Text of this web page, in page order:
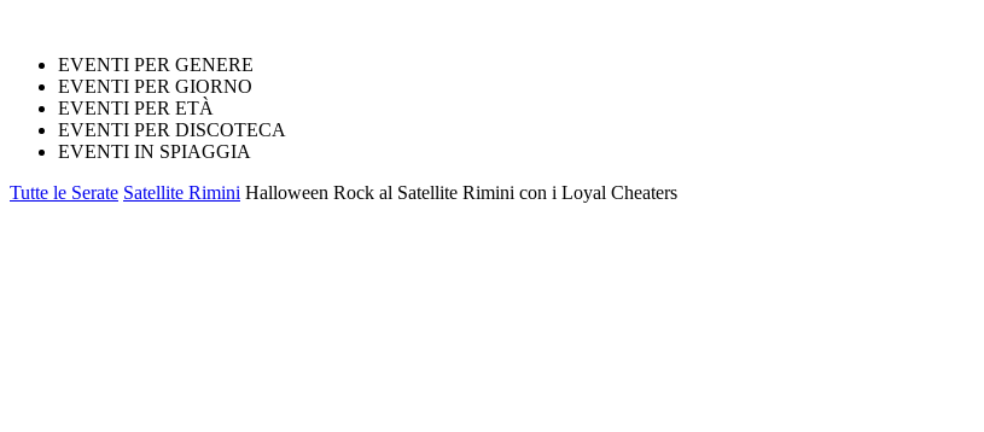
EVENTI PER GENERE
EVENTI PER GIORNO
EVENTI PER ETÀ
EVENTI PER DISCOTECA
EVENTI IN SPIAGGIA
Tutte le Serate Satellite Rimini Halloween Rock al Satellite Rimini con i Loyal Cheaters